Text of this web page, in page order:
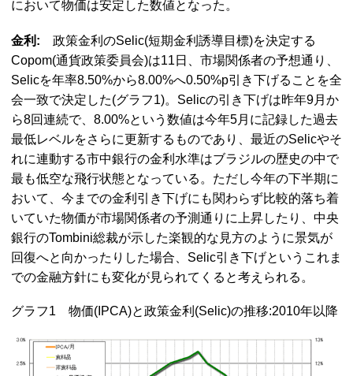
において物価は安定した数値となった。
金利: 政策金利のSelic(短期金利誘導目標)を決定する
Copom(通貨政策委員会)は11日、市場関係者の予想通り、
Selicを年率8.50%から8.00%へ0.50%p引き下げることを全
会一致で決定した(グラフ1)。Selicの引き下げは昨年9月か
ら8回連続で、8.00%という数値は今年5月に記録した過去
最低レベルをさらに更新するものであり、最近のSelicやそ
れに連動する市中銀行の金利水準はブラジルの歴史の中で
最も低空な飛行状態となっている。ただし今年の下半期に
おいて、今までの金利引き下げにも関わらず比較的落ち着
いていた物価が市場関係者の予測通りに上昇したり、中央
銀行のTombini総裁が示した楽観的な見方のように景気が
回復へと向かったりした場合、Selic引き下げというこれま
での金融方針にも変化が見られてくると考えられる。
グラフ1 物価(IPCA)と政策金利(Selic)の推移:2010年以降